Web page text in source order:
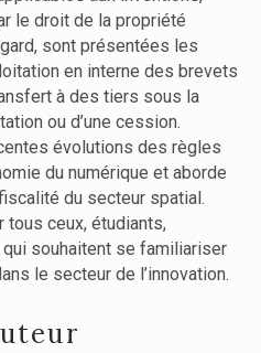
le droit de la propriété
sont présentées les
en interne des brevets
à des tiers sous la
ou d’une cession.
évolutions des règles
du numérique et aborde
du secteur spatial.
tous ceux, étudiants,
souhaitent se familiariser
le secteur de l’innovation.